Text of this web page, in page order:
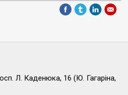
Л. Каденюка, 16 (Ю. Гагаріна,